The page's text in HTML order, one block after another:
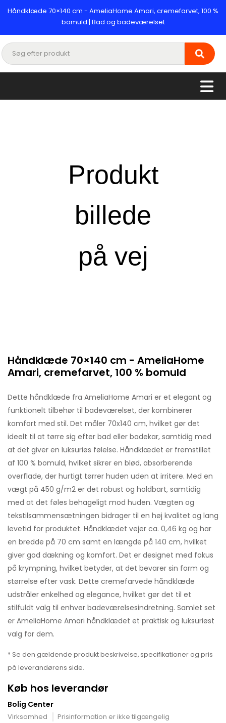
Håndklæde 70×140 cm - AmeliaHome Amari, cremefarvet, 100 %
bomuld | Bad og badeværelset
Håndklæde 70×140 cm - AmeliaHome
Amari, cremefarvet, 100 % bomuld
Dette håndklæde fra AmeliaHome Amari er et elegant og
funktionelt tilbehør til badeværelset, der kombinerer
komfort med stil. Det måler 70x140 cm, hvilket gør det
ideelt til at tørre sig efter bad eller badekar, samtidig med
at det giver en luksuriøs følelse. Håndklædet er fremstillet
af 100 % bomuld, hvilket sikrer en blød, absorberende
overflade, der hurtigt tørrer huden uden at irritere. Med en
vægt på 450 g/m2 er det robust og holdbart, samtidig
med at det føles behageligt mod huden. Vægten og
tekstilsammensætningen bidrager til en høj kvalitet og lang
levetid for produktet. Håndklædet vejer ca. 0,46 kg og har
en bredde på 70 cm samt en længde på 140 cm, hvilket
giver god dækning og komfort. Det er designet med fokus
på krympning, hvilket betyder, at det bevarer sin form og
størrelse efter vask. Dette cremefarvede håndklæde
udstråler enkelhed og elegance, hvilket gør det til et
stilfuldt valg til enhver badeværelsesindretning. Samlet set
er AmeliaHome Amari håndklædet et praktisk og luksuriøst
valg for dem.
* Se den gældende produkt beskrivelse, specifikationer og pris
på leverandørens side.
Køb hos leverandør
Bolig Center
Virksomhed Prisinformation er ikke tilgængelig